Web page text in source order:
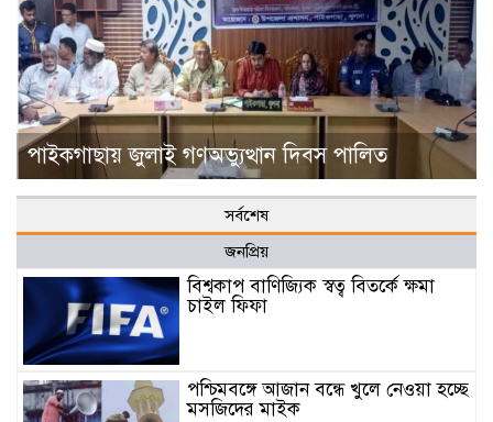
পাইকগাছায় জুলাই গণঅভ্যুত্থান দিবস পালিত
সর্বশেষ
জনপ্রিয়
বিশ্বকাপ বাণিজ্যিক স্বত্ব বিতর্কে ক্ষমা
চাইল ফিফা
পশ্চিমবঙ্গে আজান বন্ধে খুলে নেওয়া হচ্ছে
মসজিদের মাইক